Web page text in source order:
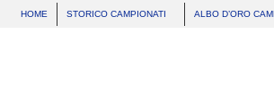
HOME STORICO CAMPIONATI ALBO D’ORO